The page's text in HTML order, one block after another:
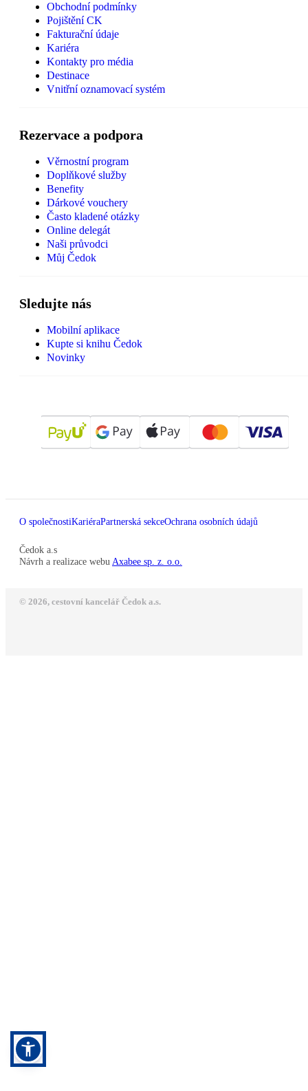
Obchodní podmínky
Pojištění CK
Fakturační údaje
Kariéra
Kontakty pro média
Destinace
Vnitřní oznamovací systém
Rezervace a podpora
Věrnostní program
Doplňkové služby
Benefity
Dárkové vouchery
Často kladené otázky
Online delegát
Naši průvodci
Můj Čedok
Sledujte nás
Mobilní aplikace
Kupte si knihu Čedok
Novinky
O společnostiKariéraPartnerská sekceOchrana osobních údajů
Čedok a.s
Návrh a realizace webu Axabee sp. z. o.o.
© 2026, cestovní kancelář Čedok a.s.